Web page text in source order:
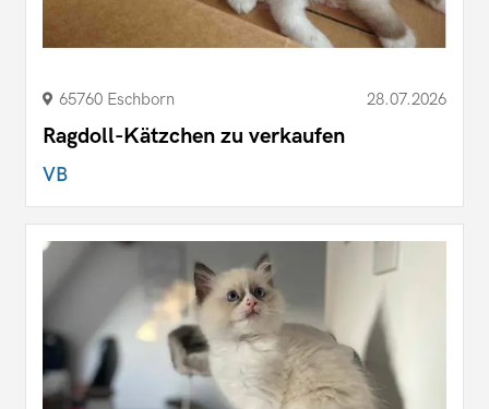
65760 Eschborn 28.07.2026
Ragdoll-Kätzchen zu verkaufen
VB